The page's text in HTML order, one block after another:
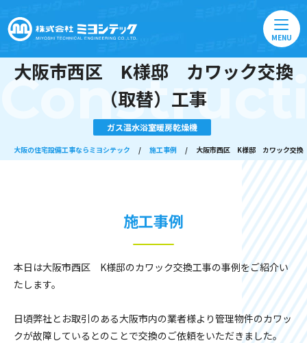
MENU
大阪市西区 K様邸 カワック交換
（取替）工事
ガス温水浴室暖房乾燥機
大阪の住宅設備工事ならミヨシテック / 施工事例 / 大阪市西区 K様邸 カワック交換
施工事例
本日は大阪市西区 K様邸のカワック交換工事の事例をご紹介い
たします。
日頃弊社とお取引のある大阪市内の業者様より管理物件のカワッ
クが故障しているとのことで交換のご依頼をいただきました。